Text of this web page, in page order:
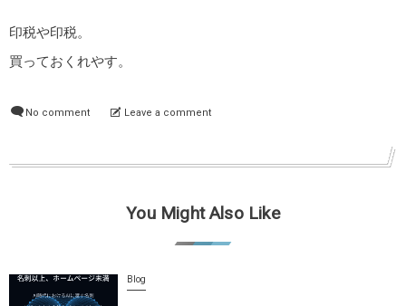
印税や印税。
買っておくれやす。
No comment Leave a comment
You Might Also Like
Blog